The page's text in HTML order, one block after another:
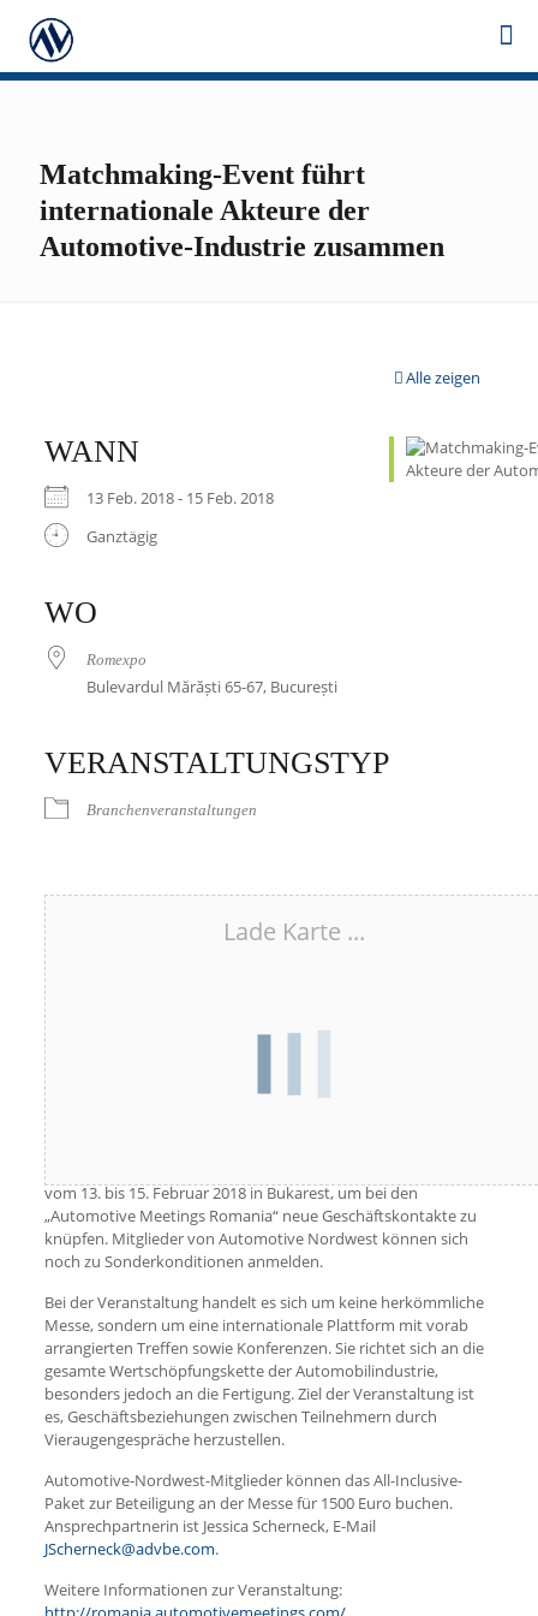
Matchmaking-Event führt
internationale Akteure der
Automotive-Industrie zusammen
Alle zeigen
WANN
13 Feb. 2018 - 15 Feb. 2018
Ganztägig
WO
Romexpo
Bulevardul Mărăști 65-67, București
VERANSTALTUNGSTYP
Branchenveranstaltungen
Lade Karte ...
Vertreter von 200 Unternehmen aus 15 Ländern treffen sich
vom 13. bis 15. Februar 2018 in Bukarest, um bei den
„Automotive Meetings Romania“ neue Geschäftskontakte zu
knüpfen. Mitglieder von Automotive Nordwest können sich
noch zu Sonderkonditionen anmelden.
Bei der Veranstaltung handelt es sich um keine herkömmliche
Messe, sondern um eine internationale Plattform mit vorab
arrangierten Treffen sowie Konferenzen. Sie richtet sich an die
gesamte Wertschöpfungskette der Automobilindustrie,
besonders jedoch an die Fertigung. Ziel der Veranstaltung ist
es, Geschäftsbeziehungen zwischen Teilnehmern durch
Vieraugengespräche herzustellen.
Automotive-Nordwest-Mitglieder können das All-Inclusive-
Paket zur Beteiligung an der Messe für 1500 Euro buchen.
Ansprechpartnerin ist Jessica Scherneck, E-Mail
JScherneck@advbe.com.
Weitere Informationen zur Veranstaltung: